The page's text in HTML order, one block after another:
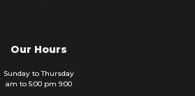
Our Hours
Sunday to Thursday
9:00 am to 5:00 pm